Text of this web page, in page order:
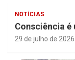
NOTÍCIAS
Consciência é
29 de julho de 2026